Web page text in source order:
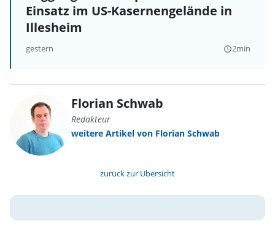
Einsatz im US-Kasernengelände in
Illesheim
gestern query_builder2min
Florian Schwab
Redakteur
weitere Artikel von Florian Schwab
zurück zur Übersicht